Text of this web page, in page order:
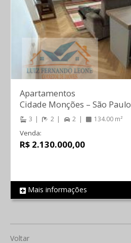
REF 564
Apartamentos
Cidade Monções – São Paulo
3 2 2 134.00 m²
Venda:
R$ 2.130.000,00
Mais informações
Voltar